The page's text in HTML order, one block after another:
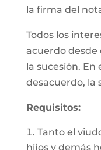
la firma del
Todos los
acuerdo desde
la sucesión. En
desacuerdo, la
Requisitos:
Tanto el
hijos y demás